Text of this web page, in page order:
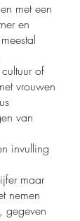
met een
en
of
vrouwen
van
invulling
maar
nemen
gegeven